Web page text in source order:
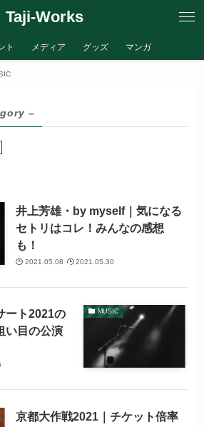
Taji-Works
ト メディア グッズ マンガ
–
井上芳雄・by myself｜気になる
セトリはコレ！みんなの感想
も！
2021.05.08 2021.05.30
MUSIC
ート2021の
い目の公演
京都大作戦2021｜チケット倍率